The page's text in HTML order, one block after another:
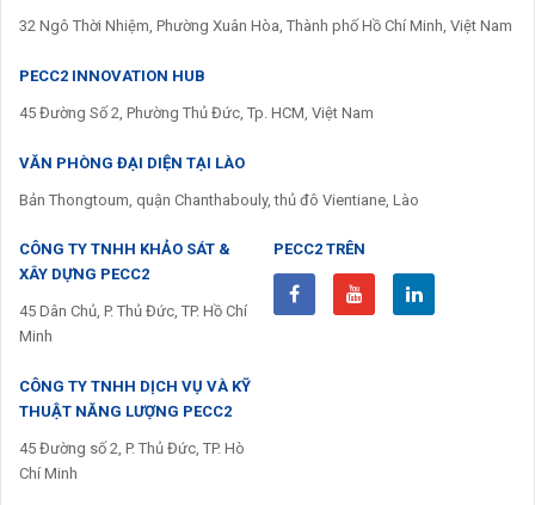
32 Ngô Thời Nhiệm, Phường Xuân Hòa, Thành phố Hồ Chí Minh, Việt Nam
PECC2 INNOVATION HUB
45 Đường Số 2, Phường Thủ Đức, Tp. HCM, Việt Nam
VĂN PHÒNG ĐẠI DIỆN TẠI LÀO
Bản Thongtoum, quận Chanthabouly, thủ đô Vientiane, Lào
CÔNG TY TNHH KHẢO SÁT &
XÂY DỰNG PECC2
45 Dân Chủ, P. Thủ Đức, TP. Hồ Chí
Minh
CÔNG TY TNHH DỊCH VỤ VÀ KỸ
THUẬT NĂNG LƯỢNG PECC2
45 Đường số 2, P. Thủ Đức, TP. Hò
Chí Minh
PECC2 TRÊN